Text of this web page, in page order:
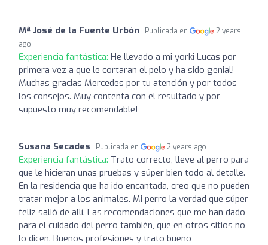
Mª José de la Fuente Urbón Publicada en
2 years
ago
Experiencia fantástica: He llevado a mi yorki Lucas por
primera vez a que le cortaran el pelo y ha sido genial!
Muchas gracias Mercedes por tu atención y por todos
los consejos. Muy contenta con el resultado y por
supuesto muy recomendable!
Susana Secades Publicada en 2 years ago
Experiencia fantástica: Trato correcto, lleve al perro para
que le hicieran unas pruebas y súper bien todo al detalle.
En la residencia que ha ido encantada, creo que no pueden
tratar mejor a los animales. Mi perro la verdad que súper
feliz salió de allí. Las recomendaciones que me han dado
para el cuidado del perro también, que en otros sitios no
lo dicen. Buenos profesiones y trato bueno